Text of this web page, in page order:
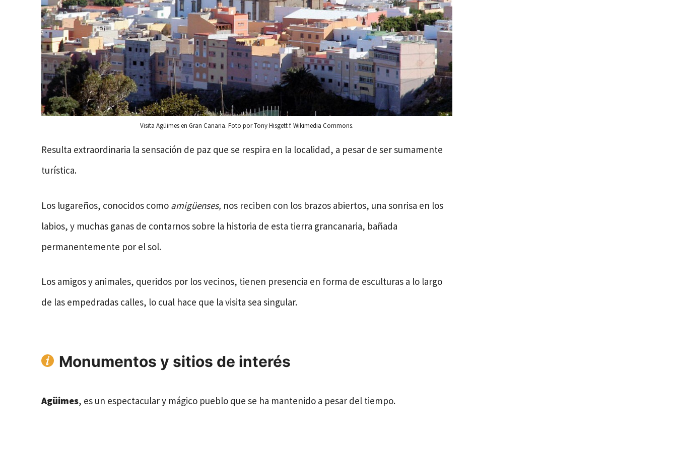
Visita Agüimes en Gran Canaria. Foto por Tony Hisgett f. Wikimedia Commons.
Resulta extraordinaria la sensación de paz que se respira en la localidad, a pesar de ser sumamente
turística.
Los lugareños, conocidos como amigüenses, nos reciben con los brazos abiertos, una sonrisa en los
labios, y muchas ganas de contarnos sobre la historia de esta tierra grancanaria, bañada
permanentemente por el sol.
Los amigos y animales, queridos por los vecinos, tienen presencia en forma de esculturas a lo largo
de las empedradas calles, lo cual hace que la visita sea singular.
Monumentos y sitios de interés
Agüimes, es un espectacular y mágico pueblo que se ha mantenido a pesar del tiempo.